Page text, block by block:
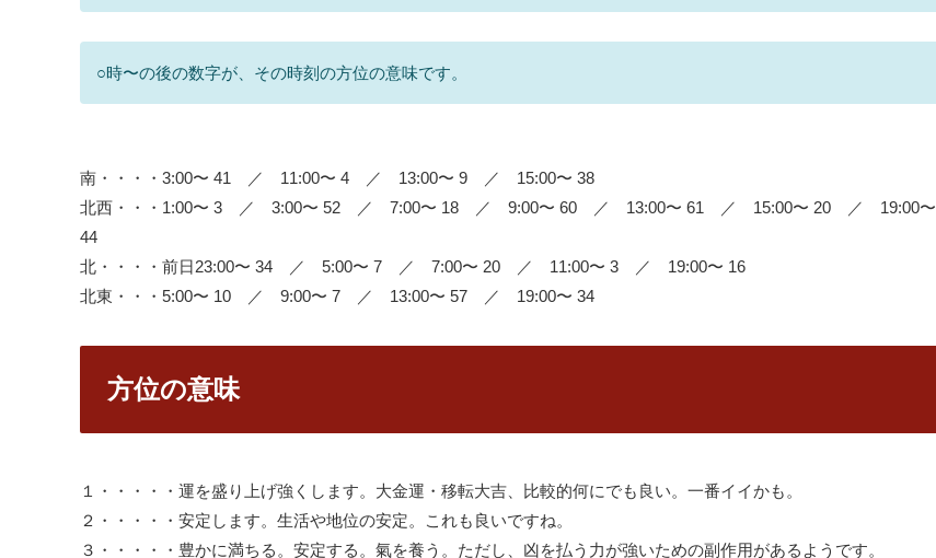
○時〜の後の数字が、その時刻の方位の意味です。
南・・・・3:00〜 41 ／ 11:00〜 4 ／ 13:00〜 9 ／ 15:00〜 38
北西・・・1:00〜 3 ／ 3:00〜 52 ／ 7:00〜 18 ／ 9:00〜 60 ／ 13:00〜 61 ／ 15:00〜 20 ／ 19:00〜
44
北・・・・前日23:00〜 34 ／ 5:00〜 7 ／ 7:00〜 20 ／ 11:00〜 3 ／ 19:00〜 16
北東・・・5:00〜 10 ／ 9:00〜 7 ／ 13:00〜 57 ／ 19:00〜 34
方位の意味
１・・・・・運を盛り上げ強くします。大金運・移転大吉、比較的何にでも良い。一番イイかも。
２・・・・・安定します。生活や地位の安定。これも良いですね。
３・・・・・豊かに満ちる。安定する。氣を養う。ただし、凶を払う力が強いための副作用があるようです。